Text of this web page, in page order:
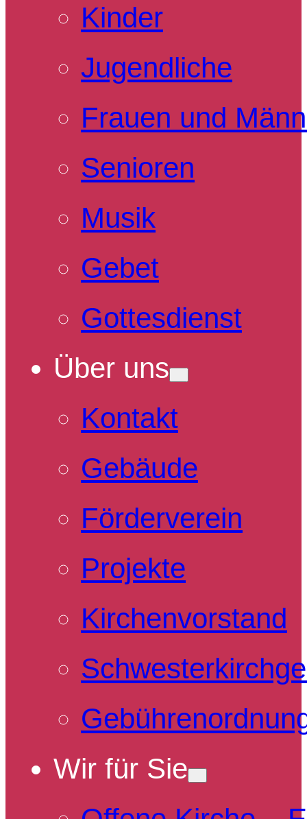
Kinder
Jugendliche
Frauen und
Senioren
Musik
Gebet
Gottesdienst
Über uns
Kontakt
Gebäude
Förderverein
Projekte
Kirchenvorstand
Wir für Sie